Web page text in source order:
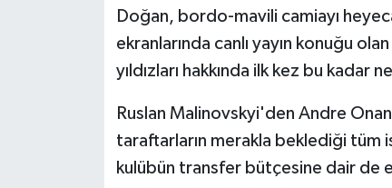
Doğan, bordo-mavili camiayı
ekranlarında canlı yayın konuğu
yıldızları hakkında ilk kez bu kadar
Ruslan Malinovskyi'den Andre
taraftarların merakla beklediği
kulübün transfer bütçesine dair de
Resmi İlanlar